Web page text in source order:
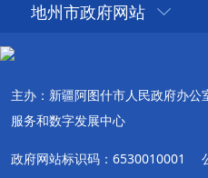
地州市政府网站
主办：新疆阿图什市人民政府办公
服务和数字发展中心
政府网站标识码：6530010001